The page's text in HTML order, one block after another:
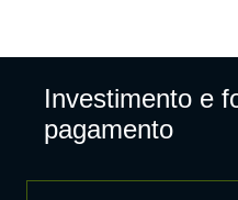
Investimento e
pagamento